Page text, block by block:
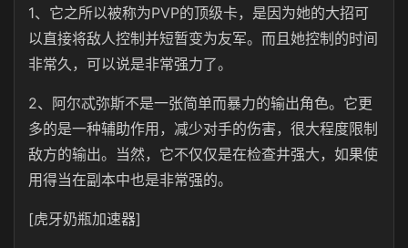
1、它之所以被称为PVP的顶级卡，是因为她的大招可
以直接将敌人控制并短暂变为友军。而且她控制的时间
非常久，可以说是非常强力了。
2、阿尔忒弥斯不是一张简单而暴力的输出角色。它更
多的是一种辅助作用，减少对手的伤害，很大程度限制
敌方的输出。当然，它不仅仅是在检查井强大，如果使
用得当在副本中也是非常强的。
[虎牙奶瓶加速器]